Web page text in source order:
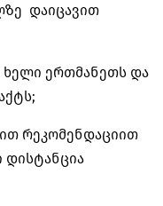
დაიცავით
ხელი ერთმანეთს და
რეკომენდაციით